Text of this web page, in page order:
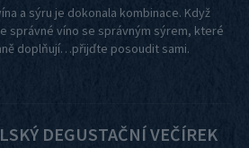
a sýru je dokonala kombinace. Když
správné víno se správným sýrem, které
doplňují…přijďte posoudit sami.
DEGUSTAČNÍ VEČÍREK